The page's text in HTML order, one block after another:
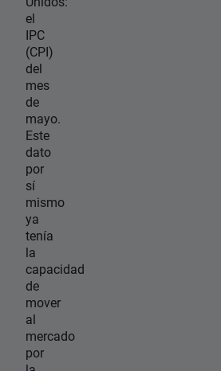
el
IPC
(CPI)
del
mes
de
mayo.
Este
dato
por
sí
mismo
ya
tenía
la
capacidad
de
mover
al
mercado
por